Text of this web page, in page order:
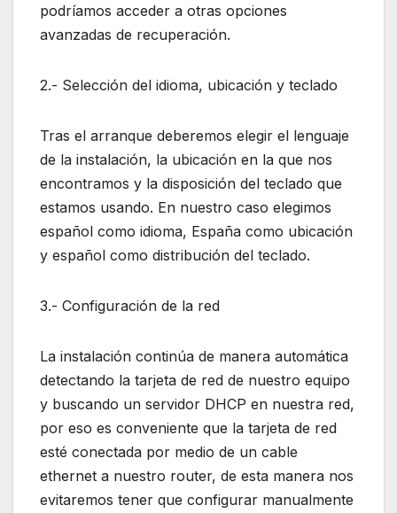
podríamos acceder a otras opciones
avanzadas de recuperación.
2.- Selección del idioma, ubicación y teclado
Tras el arranque deberemos elegir el lenguaje
de la instalación, la ubicación en la que nos
encontramos y la disposición del teclado que
estamos usando. En nuestro caso elegimos
español como idioma, España como ubicación
y español como distribución del teclado.
3.- Configuración de la red
La instalación continúa de manera automática
detectando la tarjeta de red de nuestro equipo
y buscando un servidor DHCP en nuestra red,
por eso es conveniente que la tarjeta de red
esté conectada por medio de un cable
ethernet a nuestro router, de esta manera nos
evitaremos tener que configurar manualmente